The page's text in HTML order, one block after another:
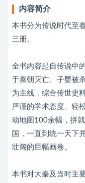
内容简介
本书分为传说时代至
三册。
全书内容起自传说中
于秦朝灭亡、子婴被
为主线，综合传世史
严谨的学术态度、轻
动地图100余幅，拼
国，一直到统一天下
壮阔的巨幅画卷。
本书对大秦及当时主